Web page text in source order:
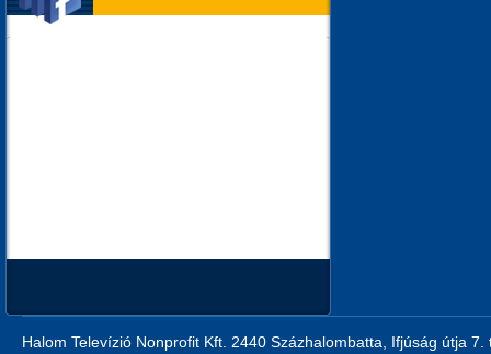
Halom Televízió Nonprofit Kft. 2440 Százhalombatta, Ifjúság útja